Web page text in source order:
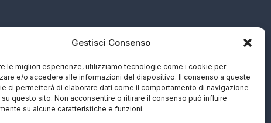
Gestisci Consenso
le migliori esperienze, utilizziamo tecnologie come i cookie per
e/o accedere alle informazioni del dispositivo. Il consenso a queste
ci permetterà di elaborare dati come il comportamento di navigazione
su questo sito. Non acconsentire o ritirare il consenso può influire
su alcune caratteristiche e funzioni.
(EN)